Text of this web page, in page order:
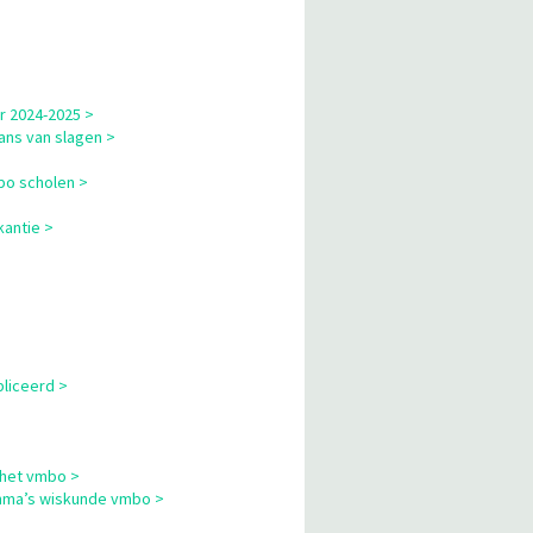
2025 >
van slagen >
scholen >
>
>
vmbo >
wiskunde vmbo >